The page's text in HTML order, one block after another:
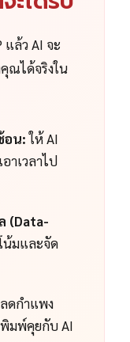
แล้ว AI จะ
ณได้จริงใน
อน:ให้ AI
าเวลาไป
(Data-
น้มและจัด
ลดกำแพง
มพ์คุยกับ AI